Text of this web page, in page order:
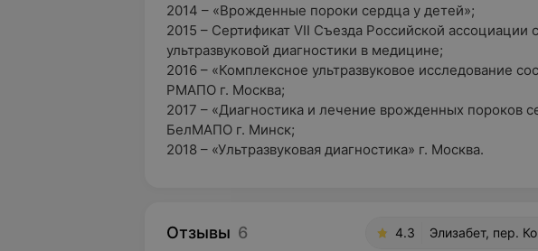
2014 – «Врожденные пороки сердца у детей»;
2015 – Сертификат VII Съезда Российской ассоциации
ультразвуковой диагностики в медицине;
2016 – «Комплексное ультразвуковое исследование
РМАПО г. Москва;
2017 – «Диагностика и лечение врожденных пороков
БелМАПО г. Минск;
2018 – «Ультразвуковая диагностика» г. Москва.
Отзывы 6 4.3 Элизабет, пер.